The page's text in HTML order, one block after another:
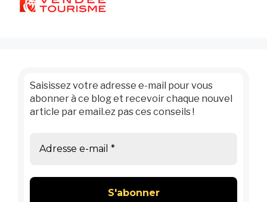
Saisissez votre adresse e-mail pour vous
abonner à ce blog et recevoir chaque nouvel
article par email.ez pas ces conseils !